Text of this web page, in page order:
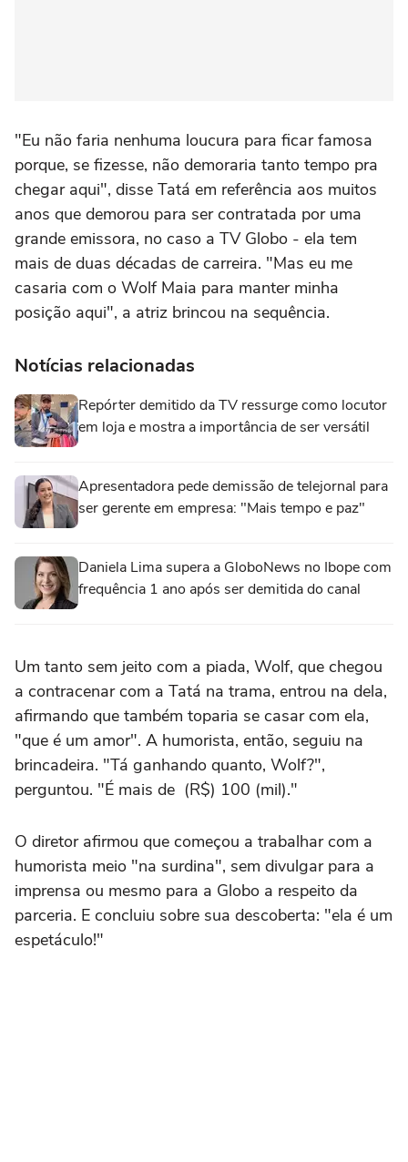
"Eu não faria nenhuma loucura para ficar famosa
porque, se fizesse, não demoraria tanto tempo pra
chegar aqui", disse Tatá em referência aos muitos
anos que demorou para ser contratada por uma
grande emissora, no caso a TV Globo - ela tem
mais de duas décadas de carreira. "Mas eu me
casaria com o Wolf Maia para manter minha
posição aqui", a atriz brincou na sequência.
Notícias relacionadas
Repórter demitido da TV ressurge como locutor
em loja e mostra a importância de ser versátil
Apresentadora pede demissão de telejornal para
ser gerente em empresa: "Mais tempo e paz"
Daniela Lima supera a GloboNews no Ibope com
frequência 1 ano após ser demitida do canal
Um tanto sem jeito com a piada, Wolf, que chegou
a contracenar com a Tatá na trama, entrou na dela,
afirmando que também toparia se casar com ela,
"que é um amor". A humorista, então, seguiu na
brincadeira. "Tá ganhando quanto, Wolf?",
perguntou. "É mais de (R$) 100 (mil)."
O diretor afirmou que começou a trabalhar com a
humorista meio "na surdina", sem divulgar para a
imprensa ou mesmo para a Globo a respeito da
parceria. E concluiu sobre sua descoberta: "ela é um
espetáculo!"